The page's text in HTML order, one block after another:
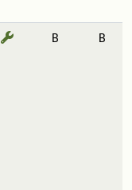
B B